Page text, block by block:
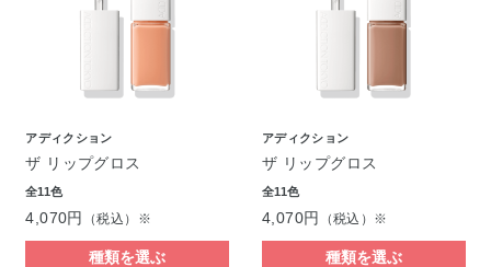
アディクション
ザ リップグロス
全11色
4,070円 （税込）※
種類を選ぶ
アディクション
ザ リップグロス
全11色
4,070円 （税込）※
種類を選ぶ